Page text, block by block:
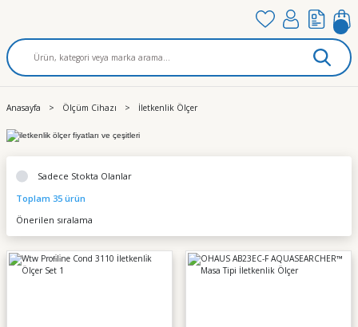
Anasayfa Ölçüm Cihazı İletkenlik Ölçer
Sadece Stokta Olanlar
Toplam 35 ürün